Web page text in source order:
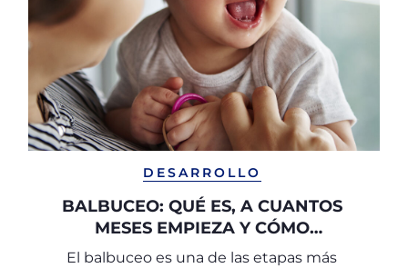
DESARROLLO
BALBUCEO: QUÉ ES, A CUANTOS
MESES EMPIEZA Y CÓMO
ESTIMULARLO
El balbuceo es una de las etapas más